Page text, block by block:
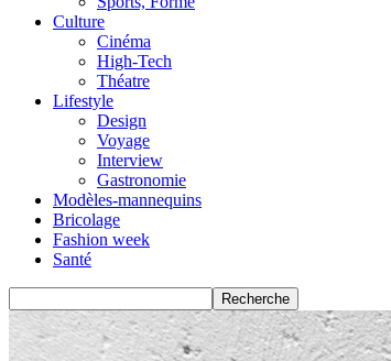
Culture
Cinéma
High-Tech
Théatre
Lifestyle
Design
Voyage
Interview
Gastronomie
Modèles-mannequins
Bricolage
Fashion week
Santé